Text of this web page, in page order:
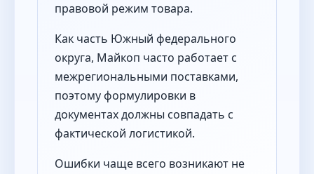
правовой режим товара.
Как часть Южный федерального
округа, Майкоп часто работает с
межрегиональными поставками,
поэтому формулировки в
документах должны совпадать с
фактической логистикой.
Ошибки чаще всего возникают не